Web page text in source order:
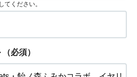
ください。
（必須）